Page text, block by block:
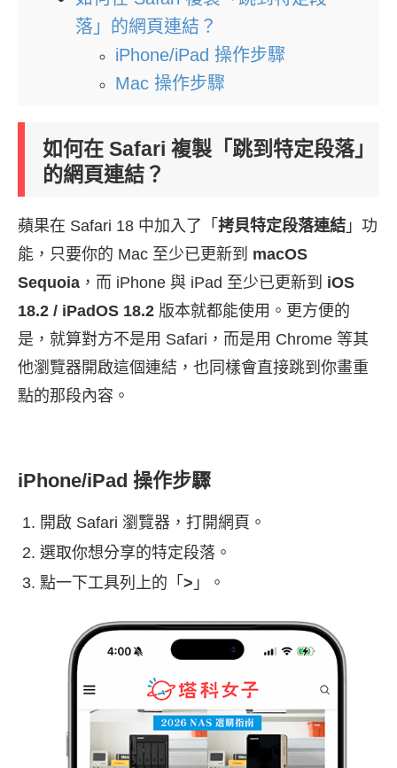
落」的網頁連結？
iPhone/iPad 操作步驟
Mac 操作步驟
如何在 Safari 複製「跳到特定段落」
的網頁連結？
蘋果在 Safari 18 中加入了「 拷貝特定段落連結 」功
能，只要你的 Mac 至少已更新到 macOS
Sequoia ，而 iPhone 與 iPad 至少已更新到 iOS
18.2 / iPadOS 18.2 版本就都能使用。更方便的
是，就算對方不是用 Safari，而是用 Chrome 等其
他瀏覽器開啟這個連結，也同樣會直接跳到你畫重
點的那段內容。
iPhone/iPad 操作步驟
開啟 Safari 瀏覽器，打開網頁。
選取你想分享的特定段落。
點一下工具列上的「 > 」。